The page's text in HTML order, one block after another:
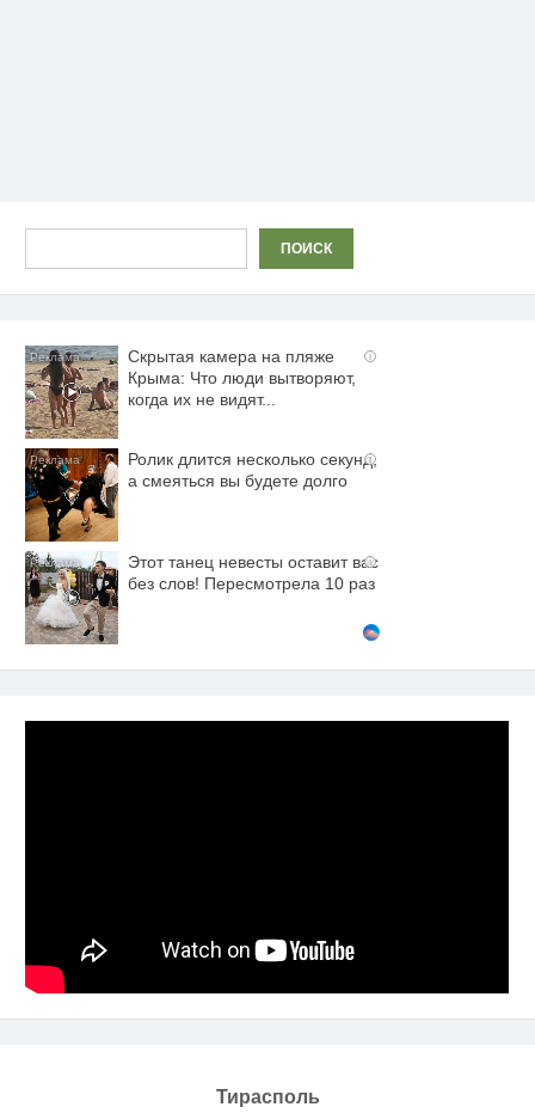
ПОИСК
i
Скрытая камера на пляже
Крыма: Что люди вытворяют,
когда их не видят...
i
Ролик длится несколько секунд,
а смеяться вы будете долго
i
Этот танец невесты оставит вас
без слов! Пересмотрела 10 раз
Тирасполь